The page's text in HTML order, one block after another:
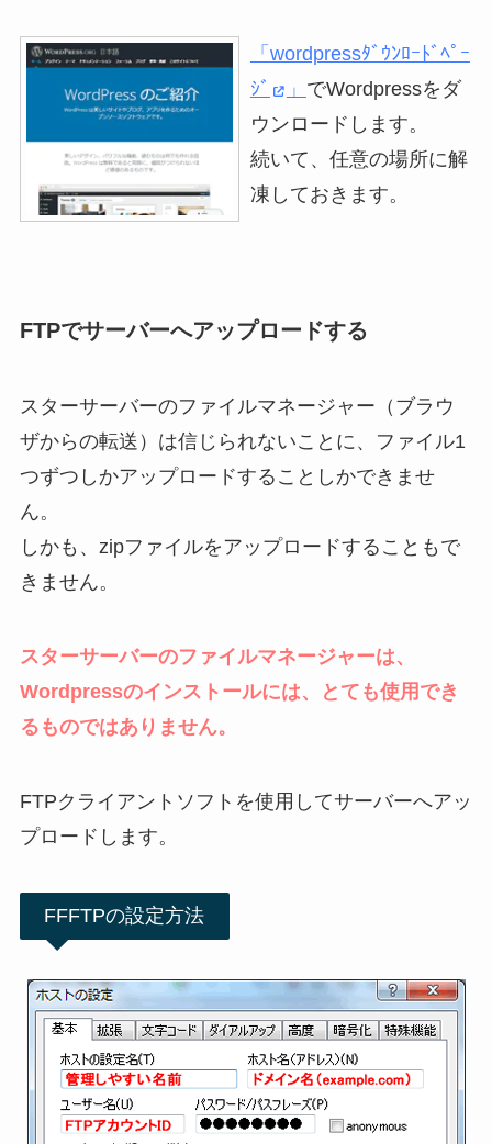
「wordpressﾀﾞｳﾝﾛｰﾄﾞﾍﾟｰ
ｼﾞ
」 でWordpressをダ
ウンロードします。
続いて、任意の場所に解
凍しておきます。
FTPでサーバーへアップロードする
スターサーバーのファイルマネージャー（ブラウ
ザからの転送）は信じられないことに、ファイル1
つずつしかアップロードすることしかできませ
ん。
しかも、zipファイルをアップロードすることもで
きません。
スターサーバーのファイルマネージャーは、
Wordpressのインストールには、とても使用でき
るものではありません。
FTPクライアントソフトを使用してサーバーへアッ
プロードします。
FFFTPの設定方法